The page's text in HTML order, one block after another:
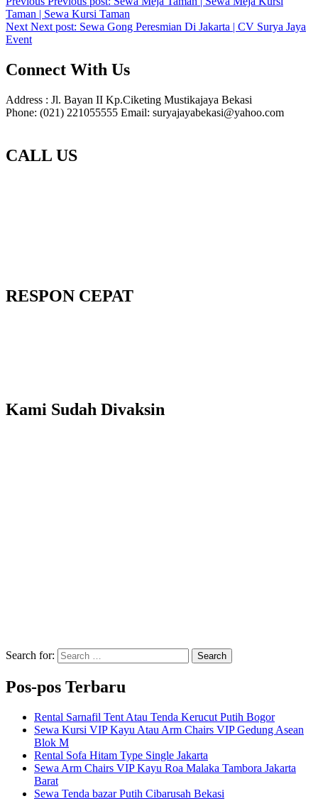
Taman | Sewa Kursi Taman
Next Next post: Sewa Gong Peresmian Di Jakarta | CV Surya Jaya
Event
Connect With Us
Address : Jl. Bayan II Kp.Ciketing Mustikajaya Bekasi
Phone: (021) 221055555 Email: suryajayabekasi@yahoo.com
CALL US
RESPON CEPAT
Kami Sudah Divaksin
Search for: Search
Pos-pos Terbaru
Rental Sarnafil Tent Atau Tenda Kerucut Putih Bogor
Sewa Kursi VIP Kayu Atau Arm Chairs VIP Gedung Asean
Blok M
Rental Sofa Hitam Type Single Jakarta
Sewa Arm Chairs VIP Kayu Roa Malaka Tambora Jakarta
Barat
Sewa Tenda bazar Putih Cibarusah Bekasi